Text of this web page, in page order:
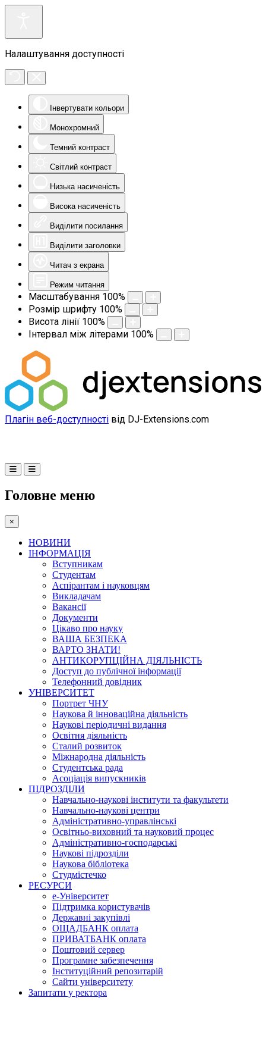
Налаштування доступності
Інвертувати кольори
Монохромний
Темний контраст
Світлий контраст
Низька насиченість
Висока насиченість
Виділити посилання
Виділити заголовки
Читач з екрана
Режим читання
Масштабування 100%
Розмір шрифту 100%
Висота лінії 100%
Інтервал між літерами 100%
Плагін веб-доступності від DJ-Extensions.com
Головне меню
×
НОВИНИ
ІНФОРМАЦІЯ
Вступникам
Студентам
Аспірантам і науковцям
Викладачам
Вакансії
Документи
Цікаво про науку
ВАША БЕЗПЕКА
ВАРТО ЗНАТИ!
АНТИКОРУПЦІЙНА ДІЯЛЬНІСТЬ
Доступ до публічної інформації
Телефонний довідник
УНІВЕРСИТЕТ
Портрет ЧНУ
Наукова й інноваційна діяльність
Наукові періодичні видання
Освітня діяльність
Сталий розвиток
Міжнародна діяльність
Студентська рада
Асоціація випускників
ПІДРОЗДІЛИ
Навчально-наукові інститути та факультети
Навчально-наукові центри
Адміністративно-управлінські
Освітньо-виховний та науковий процес
Адміністративно-господарські
Наукові підрозділи
Наукова бібліотека
Студмістечко
РЕСУРСИ
е-Університет
Підтримка користувачів
Державні закупівлі
ОЩАДБАНК оплата
ПРИВАТБАНК оплата
Поштовий сервер
Програмне забезпечення
Інституційний репозитарій
Сайти університету
Запитати у ректора